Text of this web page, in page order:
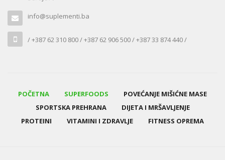
info@suplementi.ba
/ +387 62 310 800 / +387 62 906 500 / +387 33 874 440 /
POČETNA SUPERFOODS
POVEĆANJE MIŠIĆNE MASE
SPORTSKA PREHRANA
DIJETA I MRŠAVLJENJE
PROTEINI
VITAMINI I ZDRAVLJE FITNESS OPREMA